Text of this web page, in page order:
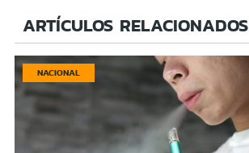
ARTÍCULOS RELACIONADOS
NACIONAL